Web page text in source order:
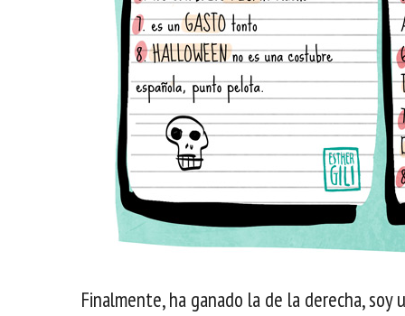
Finalmente, ha ganado la de la derecha, soy